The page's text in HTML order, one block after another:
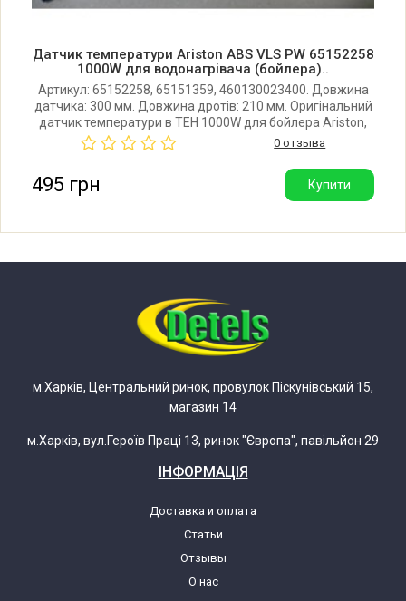
Arison ABS VLS QH 100
Arison ABS VLS QH 30
Arison ABS VLS INOX QH 30
ABS VLS INOX QH 100
ABS VLS PW 30 D
ABS VLS QH 30 D
Датчик температури Ariston ABS VLS PW 65152258
1000W для водонагрівача (бойлера)..
Артикул: 65152258, 65151359, 460130023400. Довжина
датчика: 300 мм. Довжина дротів: 210 мм. Оригінальний
датчик температури в ТЕН 1000W для бойлера Ariston,
Simat, Regent, Superlux. Підходить для серій: AVS VLS PW,
AVS VLS PREMIUM PW, AVS VLS INOX PW та багатьох і
0 отзыва
495 грн Купити
м.Харків, Центральний ринок, провулок Піскунівський 15,
магазин 14
м.Харків, вул.Героїв Праці 13, ринок "Європа", павільйон 29
ІНФОРМАЦІЯ
Доставка и оплата
Статьи
Отзывы
О нас